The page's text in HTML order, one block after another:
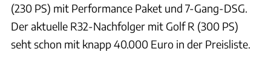
(230 PS) mit Performance Paket und 7-Gang-DSG.
Der aktuelle R32-Nachfolger mit Golf R (300 PS)
seht schon mit knapp 40.000 Euro in der Preisliste.